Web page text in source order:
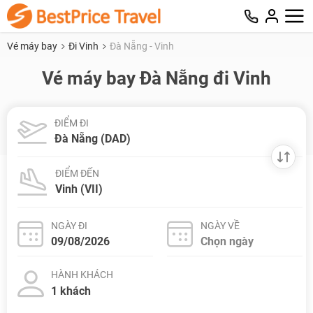
Vé máy bay Đi Vinh Đà Nẵng - Vinh
Vé máy bay Đà Nẵng đi Vinh
ĐIỂM ĐI
ĐIỂM ĐẾN
NGÀY ĐI NGÀY VỀ
HÀNH KHÁCH